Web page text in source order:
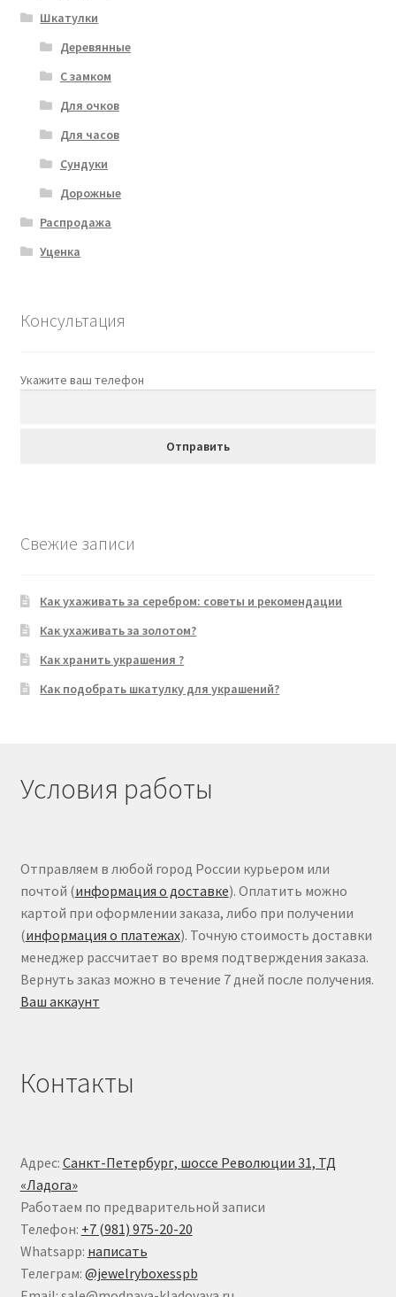
Шкатулки
Деревянные
С замком
Для очков
Для часов
Сундуки
Дорожные
Распродажа
Уценка
Консультация
Укажите ваш телефон
Свежие записи
Как ухаживать за серебром: советы и рекомендации
Как ухаживать за золотом?
Как хранить украшения ?
Как подобрать шкатулку для украшений?
Условия работы
Отправляем в любой город России курьером или
почтой (информация о доставке). Оплатить можно
картой при оформлении заказа, либо при получении
(информация о платежах). Точную стоимость доставки
менеджер рассчитает во время подтверждения заказа.
Вернуть заказ можно в течение 7 дней после получения.
Ваш аккаунт
Контакты
Адрес: Санкт-Петербург, шоссе Революции 31, ТД
«Ладога»
Работаем по предварительной записи
Телефон: +7 (981) 975-20-20
Whatsapp: написать
Телеграм: @jewelryboxesspb